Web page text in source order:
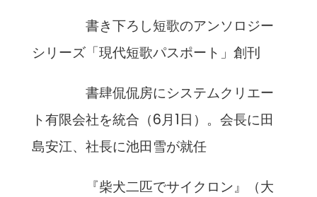
書き下ろし短歌のアンソロジー
シリーズ「現代短歌パスポート」創刊
書肆侃侃房にシステムクリエー
ト有限会社を統合（6月1日）。会長に田
島安江、社長に池田雪が就任
『柴犬二匹でサイクロン』（大